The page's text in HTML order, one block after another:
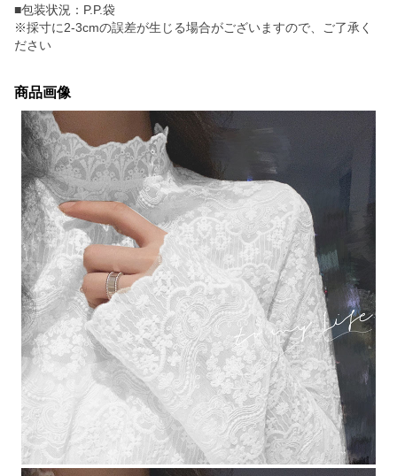
■包装状況：P.P.袋
※採寸に2-3cmの誤差が生じる場合がございますので、ご了承く
ださい
商品画像